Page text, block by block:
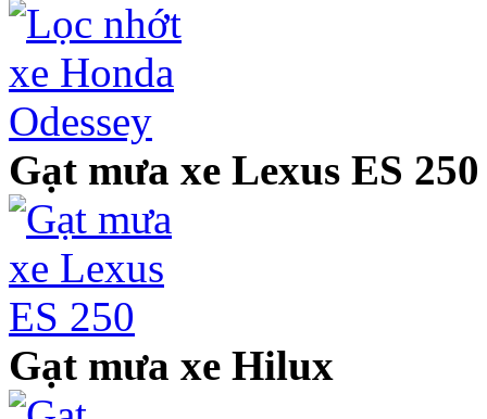
Gạt mưa xe Lexus ES 250
Gạt mưa xe Hilux